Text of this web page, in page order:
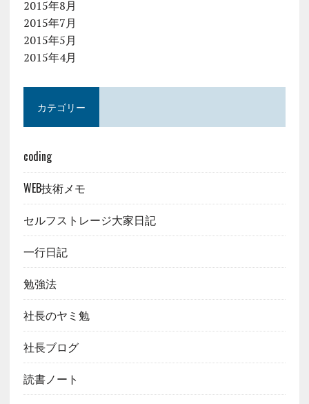
2015年8月
2015年7月
2015年5月
2015年4月
カテゴリー
coding
WEB技術メモ
セルフストレージ大家日記
一行日記
勉強法
社長のヤミ勉
社長ブログ
読書ノート